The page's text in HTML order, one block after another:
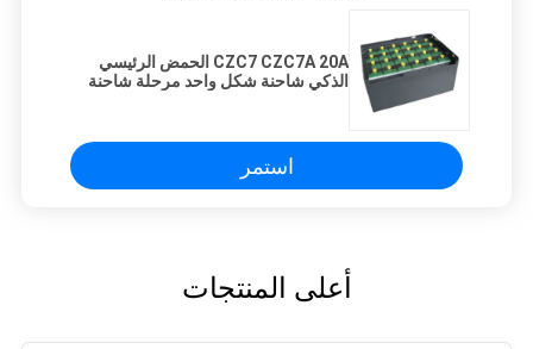
CZC7 CZC7A 20A الحمض الرئيسي
الذكي شاحنة شكل واحد مرحلة شاحنة
استمر
أعلى المنتجات